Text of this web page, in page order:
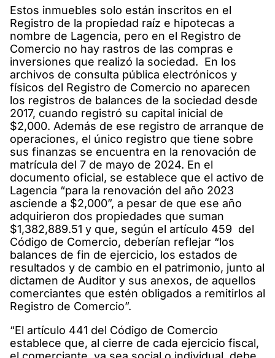
Estos inmuebles solo están inscritos en el
Registro de la propiedad raíz e hipotecas a
nombre de Lagencia, pero en el Registro de
Comercio no hay rastros de las compras e
inversiones que realizó la sociedad. En los
archivos de consulta pública electrónicos y
físicos del Registro de Comercio no aparecen
los registros de balances de la sociedad desde
2017, cuando registró su capital inicial de
$2,000. Además de ese registro de arranque de
operaciones, el único registro que tiene sobre
sus finanzas se encuentra en la renovación de
matrícula del 7 de mayo de 2024. En el
documento oficial, se establece que el activo de
Lagencia “para la renovación del año 2023
asciende a $2,000”, a pesar de que ese año
adquirieron dos propiedades que suman
$1,382,889.51 y que, según el artículo 459 del
Código de Comercio, deberían reflejar “los
balances de fin de ejercicio, los estados de
resultados y de cambio en el patrimonio, junto al
dictamen de Auditor y sus anexos, de aquellos
comerciantes que estén obligados a remitirlos al
Registro de Comercio”.
“El artículo 441 del Código de Comercio
establece que, al cierre de cada ejercicio fiscal,